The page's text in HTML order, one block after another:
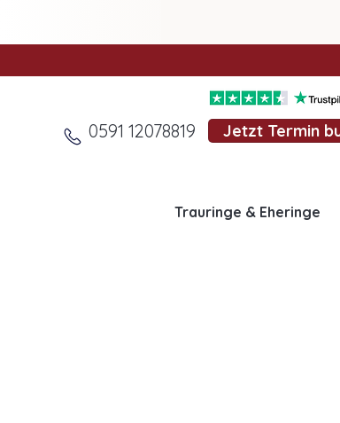
0591 12078819 Jetzt Termin
Trauringe & Eheringe